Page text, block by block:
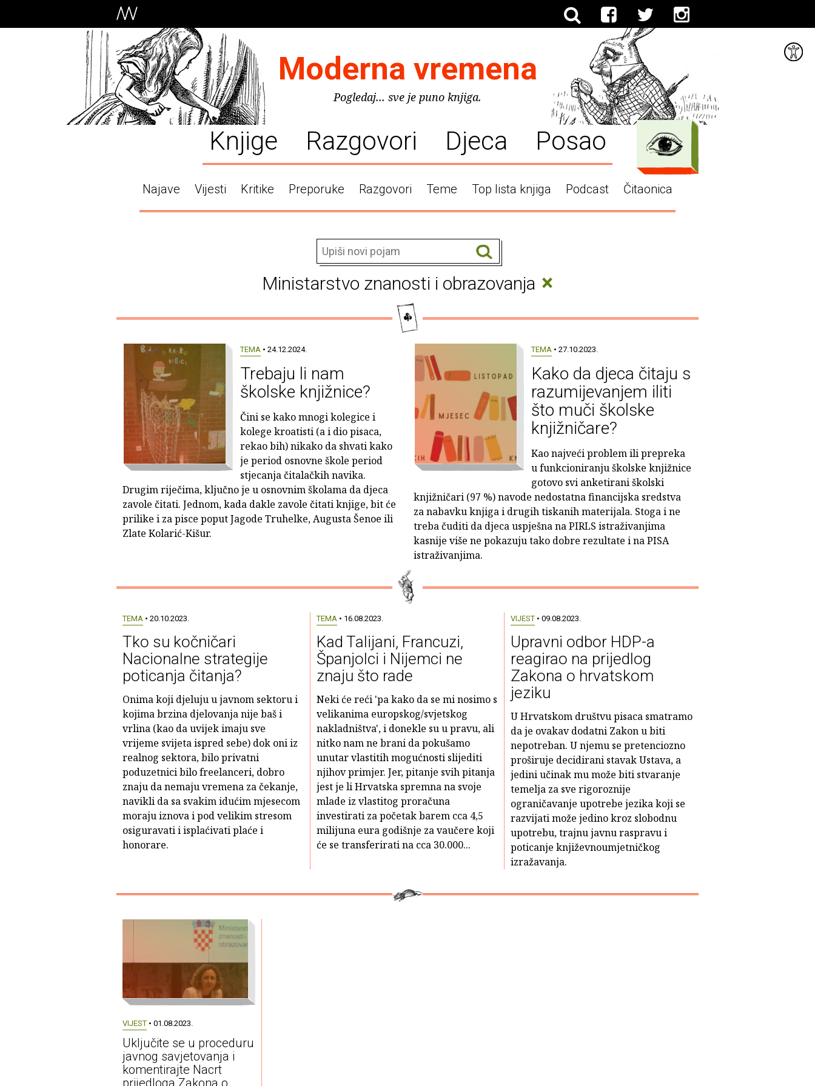
Moderna vremena
Pogledaj... sve je puno knjiga.
Knjige Razgovori Djeca Posao
Najave Vijesti Kritike Preporuke Razgovori Teme Top lista knjiga Podcast Čitaonica
Ministarstvo znanosti i obrazovanja ×
TEMA • 24.12.2024.
Trebaju li nam
školske knjižnice?
Čini se kako mnogi kolegice i
kolege kroatisti (a i dio pisaca,
rekao bih) nikako da shvati kako
je period osnovne škole period
stjecanja čitalačkih navika.
Drugim riječima, ključno je u osnovnim školama da djeca
zavole čitati. Jednom, kada dakle zavole čitati knjige, bit će
prilike i za pisce poput Jagode Truhelke, Augusta Šenoe ili
Zlate Kolarić-Kišur.
TEMA • 27.10.2023.
Kako da djeca čitaju s
razumijevanjem iliti
što muči školske
knjižničare?
Kao najveći problem ili prepreka
u funkcioniranju školske knjižnice
gotovo svi anketirani školski
knjižničari (97 %) navode nedostatna financijska sredstva
za nabavku knjiga i drugih tiskanih materijala. Stoga i ne
treba čuditi da djeca uspješna na PIRLS istraživanjima
kasnije više ne pokazuju tako dobre rezultate i na PISA
istraživanjima.
TEMA• 20.10.2023.
Tko su kočničari
Nacionalne strategije
poticanja čitanja?
Onima koji djeluju u javnom sektoru i
kojima brzina djelovanja nije baš i
vrlina (kao da uvijek imaju sve
vrijeme svijeta ispred sebe) dok oni iz
realnog sektora, bilo privatni
poduzetnici bilo freelanceri, dobro
znaju da nemaju vremena za čekanje,
navikli da sa svakim idućim mjesecom
moraju iznova i pod velikim stresom
osiguravati i isplaćivati plaće i
honorare.
TEMA• 16.08.2023.
Kad Talijani, Francuzi,
Španjolci i Nijemci ne
znaju što rade
Neki će reći 'pa kako da se mi nosimo s
velikanima europskog/svjetskog
nakladništva', i donekle su u pravu, ali
nitko nam ne brani da pokušamo
unutar vlastitih mogućnosti slijediti
njihov primjer. Jer, pitanje svih pitanja
jest je li Hrvatska spremna na svoje
mlade iz vlastitog proračuna
investirati za početak barem cca 4,5
milijuna eura godišnje za vaučere koji
će se transferirati na cca 30.000...
VIJEST• 09.08.2023.
Upravni odbor HDP-a
reagirao na prijedlog
Zakona o hrvatskom
jeziku
U Hrvatskom društvu pisaca smatramo
da je ovakav dodatni Zakon u biti
nepotreban. U njemu se pretenciozno
proširuje decidirani stavak Ustava, a
jedini učinak mu može biti stvaranje
temelja za sve rigoroznije
ograničavanje upotrebe jezika koji se
razvijati može jedino kroz slobodnu
upotrebu, trajnu javnu raspravu i
poticanje književnoumjetničkog
izražavanja.
VIJEST• 01.08.2023.
Uključite se u proceduru
javnog savjetovanja i
komentirajte Nacrt
prijedloga Zakona o